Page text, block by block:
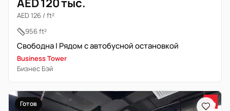
AED 120 тыс.
AED 126 / ft²
956 ft²
Свободна | Рядом с автобусной остановкой
Business Tower
Бизнес Бэй
Готов